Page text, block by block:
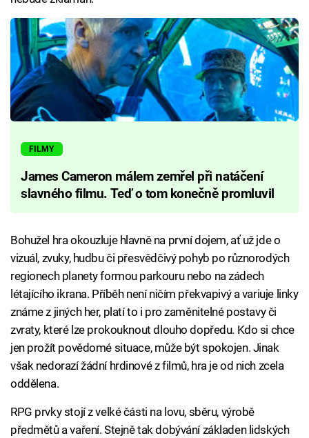
FILMY
James Cameron málem zemřel při natáčení
slavného filmu. Teď o tom konečně promluvil
Bohužel hra okouzluje hlavně na první dojem, ať už jde o
vizuál, zvuky, hudbu či přesvědčivý pohyb po různorodých
regionech planety formou parkouru nebo na zádech
létajícího ikrana. Příběh není ničím překvapivý a variuje linky
známe z jiných her, platí to i pro zaměnitelné postavy či
zvraty, které lze prokouknout dlouho dopředu. Kdo si chce
jen prožít povědomé situace, může být spokojen. Jinak
však nedorazí žádní hrdinové z filmů, hra je od nich zcela
oddělena.
RPG prvky stojí z velké části na lovu, sběru, výrobě
předmětů a vaření. Stejně tak dobývání základen lidských